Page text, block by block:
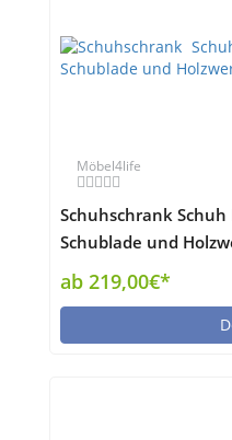
Möbel4life
Schuhschrank
Schublade und
ab 219,00€*